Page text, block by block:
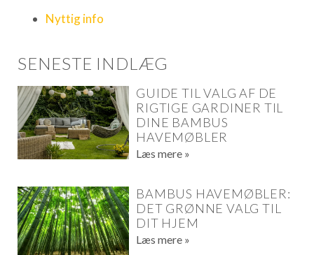
Nyttig info
SENESTE INDLÆG
GUIDE TIL VALG AF DE
RIGTIGE GARDINER TIL
DINE BAMBUS
HAVEMØBLER
Læs mere »
BAMBUS HAVEMØBLER:
DET GRØNNE VALG TIL
DIT HJEM
Læs mere »